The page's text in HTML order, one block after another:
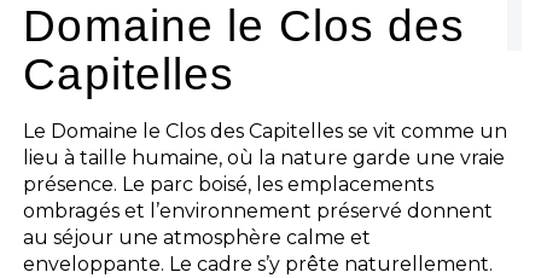
Domaine le Clos des
Capitelles
Le Domaine le Clos des Capitelles se vit comme un
lieu à taille humaine, où la nature garde une vraie
présence. Le parc boisé, les emplacements
ombragés et l’environnement préservé donnent
au séjour une atmosphère calme et
enveloppante. Le cadre s’y prête naturellement.